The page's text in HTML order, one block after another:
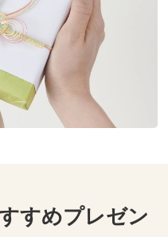
すめプレゼン